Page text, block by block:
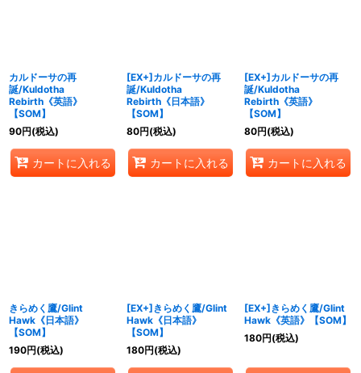
カルドーサの再
誕/Kuldotha
Rebirth《英語》
【SOM】
90円(税込)
カートに入れる
[EX+]カルドーサの再
誕/Kuldotha
Rebirth《日本語》
【SOM】
80円(税込)
カートに入れる
[EX+]カルドーサの再
誕/Kuldotha
Rebirth《英語》
【SOM】
80円(税込)
カートに入れる
きらめく鷹/Glint
Hawk《日本語》
【SOM】
190円(税込)
[EX+]きらめく鷹/Glint
Hawk《日本語》
【SOM】
180円(税込)
[EX+]きらめく鷹/Glint
Hawk《英語》【SOM】
180円(税込)